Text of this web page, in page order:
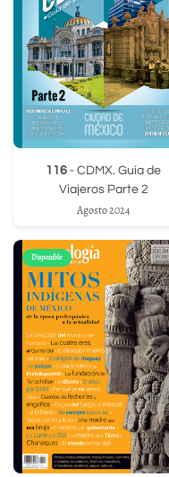
116 - CDMX. Guía de
Viajeros Parte 2
Agosto 2024
Disponible